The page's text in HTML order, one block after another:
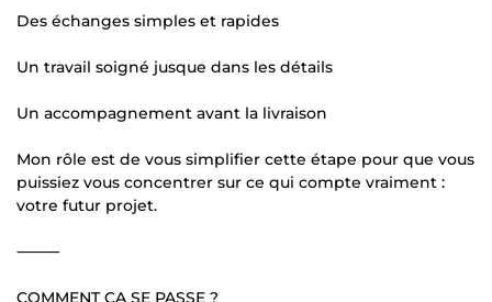
Des échanges simples et rapides
Un travail soigné jusque dans les détails
Un accompagnement avant la livraison
Mon rôle est de vous simplifier cette étape pour que vous
puissiez vous concentrer sur ce qui compte vraiment :
votre futur projet.
⸻
COMMENT ÇA SE PASSE ?